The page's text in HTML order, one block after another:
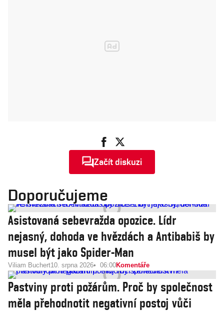
Začít diskuzi
Doporučujeme
Asistovaná sebevražda opozice. Lídr
nejasný, dohoda ve hvězdách a Antibabiš by
musel být jako Spider-Man
Viliam Buchert10. srpna 2026 06:00Komentáře
Pastviny proti požárům. Proč by společnost
měla přehodnotit negativní postoj vůči